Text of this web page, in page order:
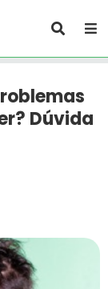
Dúvida